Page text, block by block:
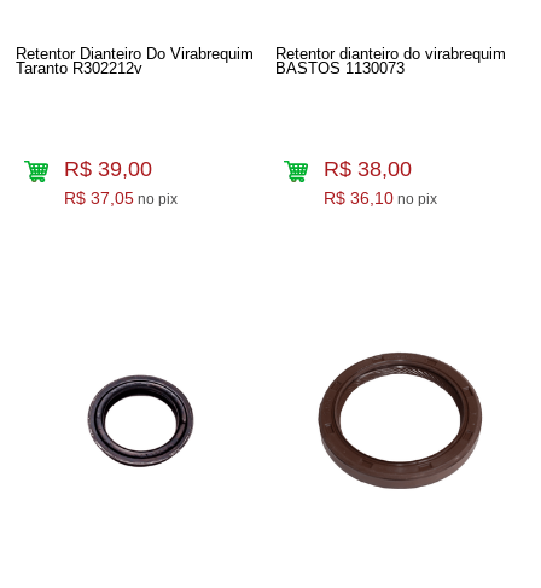
Retentor Dianteiro Do Virabrequim
Taranto R302212v
R$ 39,00
R$ 37,05 no pix
Retentor dianteiro do virabrequim
BASTOS 1130073
R$ 38,00
R$ 36,10 no pix